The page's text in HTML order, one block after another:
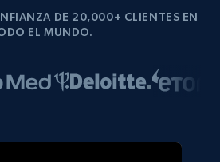
DE 20,000+ CLIENTES EN
EL MUNDO.